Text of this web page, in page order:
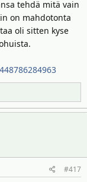
tehdä mitä vain
on mahdotonta
oli sitten kyse
#417